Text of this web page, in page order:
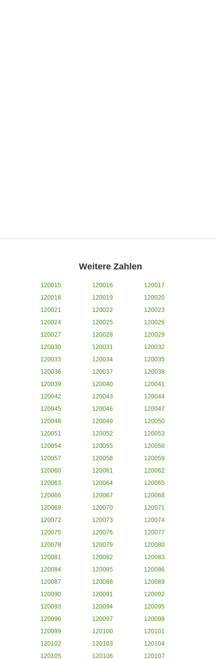
Weitere Zahlen
120015 120016
120017
120018
120019
120020
120021
120022
120023
120024
120025
120026
120027
120028
120029
120030
120031
120032
120033
120034
120035
120036
120037
120038
120039
120040
120041
120042
120043
120044
120045
120046
120047
120048
120049
120050
120051
120052
120053
120054
120055
120056
120057
120058
120059
120060
120061
120062
120063
120064
120065
120066
120067
120068
120069
120070
120071
120072
120073
120074
120075
120076
120077
120078
120079
120080
120081
120082
120083
120084
120085
120086
120087
120088
120089
120090
120091
120092
120093
120094
120095
120096
120097
120098
120099
120100
120101
120102
120103
120104
120105
120106 120107